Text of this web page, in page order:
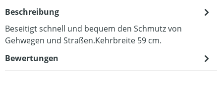
Beschreibung
Beseitigt schnell und bequem den Schmutz von
Gehwegen und Straßen.Kehrbreite 59 cm.
Bewertungen